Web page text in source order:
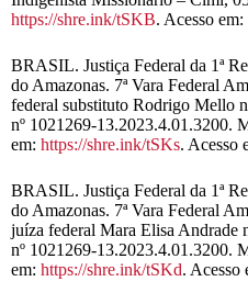
https://shre.ink/tSKB. Acesso
BRASIL. Justiça Federal da 1ª
do Amazonas. 7ª Vara Federal
federal substituto Rodrigo Mello
nº 1021269-13.2023.4.01.3200.
em: https://shre.ink/tSKs. Acesso
BRASIL. Justiça Federal da 1ª
do Amazonas. 7ª Vara Federal
juíza federal Mara Elisa Andrade
nº 1021269-13.2023.4.01.3200.
em: https://shre.ink/tSKd. Acesso